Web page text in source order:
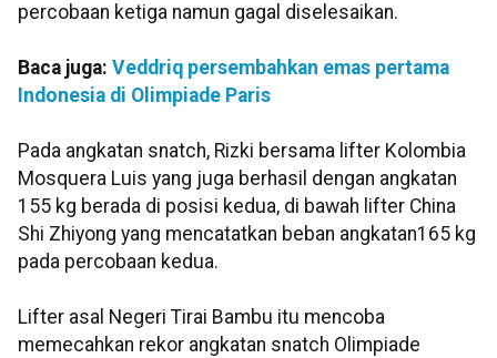
percobaan ketiga namun gagal diselesaikan.
Baca juga: Veddriq persembahkan emas pertama
Indonesia di Olimpiade Paris
Pada angkatan snatch, Rizki bersama lifter Kolombia
Mosquera Luis yang juga berhasil dengan angkatan
155 kg berada di posisi kedua, di bawah lifter China
Shi Zhiyong yang mencatatkan beban angkatan165 kg
pada percobaan kedua.
Lifter asal Negeri Tirai Bambu itu mencoba
memecahkan rekor angkatan snatch Olimpiade